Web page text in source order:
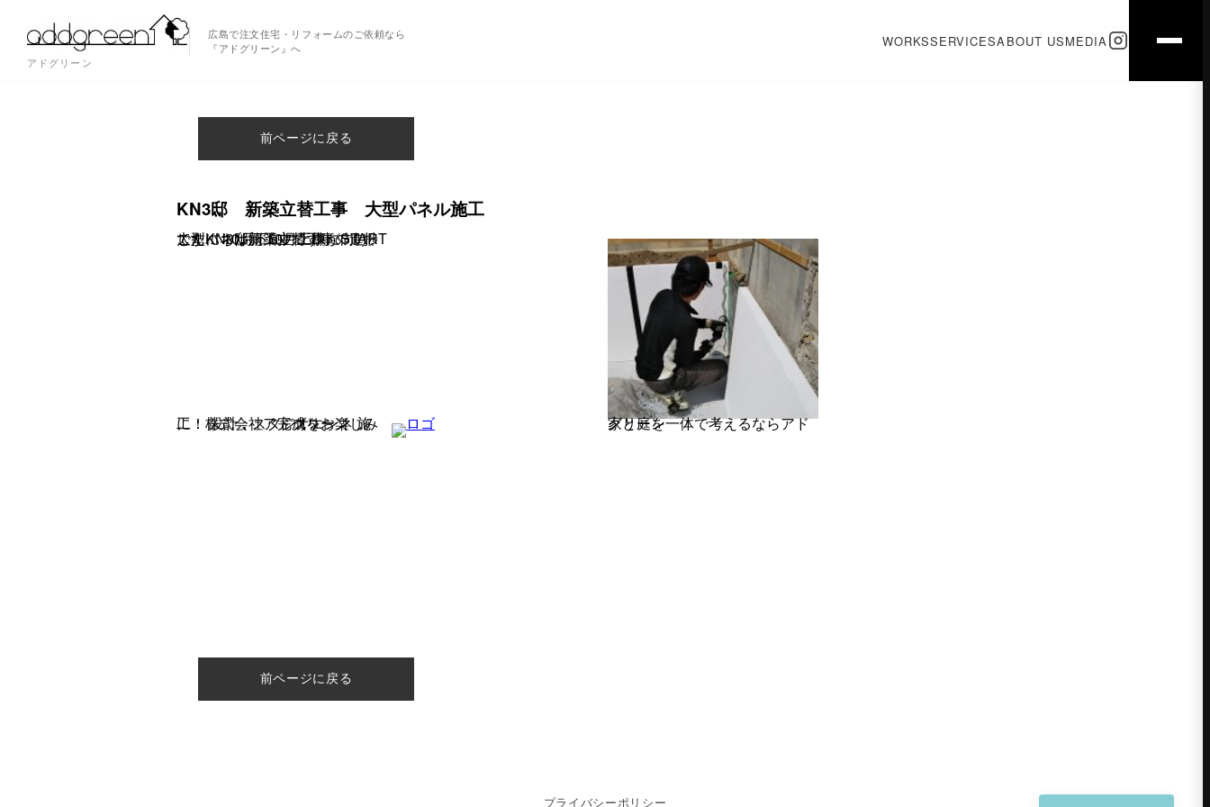
アドグリーン
広島で注文住宅・リフォームのご依頼なら
『アドグリーン』へ
WORKSSERVICESABOUT USMEDIA
前ページに戻る
KN3邸 新築立替工事 大型パネル施工
こんにちは。 10月工事がSTARTしたKN3邸新築立替工事の進捗です！ 10月下旬の上棟に向け、大型パネル施工中です。
完成をお楽しみに！ 設計：スタジオエンネ 施工：株式会社アドグリーン 家と庭を一体で考えるならアドグリーン
前ページに戻る
プライバシーポリシー